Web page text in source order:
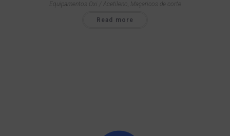
Equipamentos Oxi / Acetileno, Maçaricos de corte
Read more